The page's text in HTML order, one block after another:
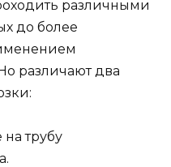
различными
до более
различают два
трубу